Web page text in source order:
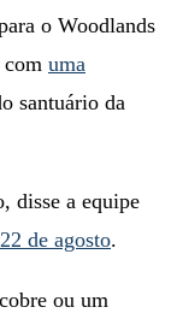
o Woodlands
uma
santuário da
disse a equipe
de agosto.
ou um